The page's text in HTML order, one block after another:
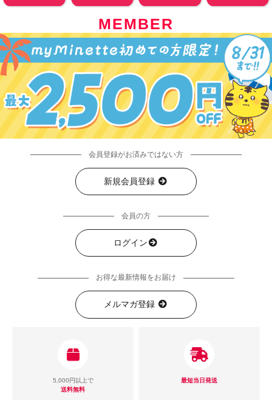
MEMBER
会員登録がお済みではない方
新規会員登録
会員の方
ログイン
お得な最新情報をお届け
メルマガ登録
5,000円以上で
送料無料
最短当日発送